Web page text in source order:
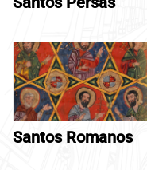
Santos Romanos